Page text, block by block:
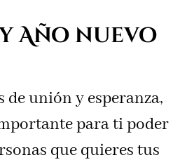
Año nuevo
de unión y esperanza,
para ti poder
que quieres tus